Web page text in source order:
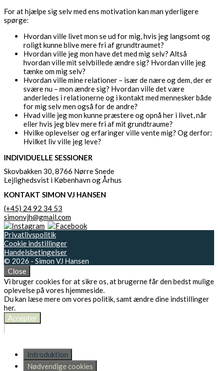
For at hjælpe sig selv med ens motivation kan man yderligere
spørge:
Hvordan ville livet mon se ud for mig, hvis jeg langsomt og
roligt kunne blive mere fri af grundtraumet?
Hvordan ville jeg mon have det med mig selv? Altså
hvordan ville mit selvbillede ændre sig? Hvordan ville jeg
tænke om mig selv?
Hvordan ville mine relationer – især de nære og dem, der er
svære nu – mon ændre sig? Hvordan ville det være
anderledes i relationerne og i kontakt med mennesker både
for mig selv men også for de andre?
Hvad ville jeg mon kunne præstere og opnå her i livet, når
eller hvis jeg blev mere fri af mit grundtraume?
Hvilke oplevelser og erfaringer ville vente mig? Og derfor:
Hvilket liv ville jeg leve?
INDIVIDUELLE SESSIONER
Skovbakken 30, 8766 Nørre Snede
Lejlighedsvist i København og Århus
KONTAKT SIMON VJ HANSEN
(+45) 24 92 34 53
simonvjh@gmail.com
Privatlivspolitik
Cookie indstillinger
Handelsbetingelser
© 2026 - Simon VJ Hansen
Close
Vi bruger cookies for at sikre os, at brugerne får den bedst mulige
oplevelse på vores hjemmeside.
Du kan læse mere om vores politik, samt ændre dine indstillinger
her.
Accepter
Introduktion
Nødvendige cookies